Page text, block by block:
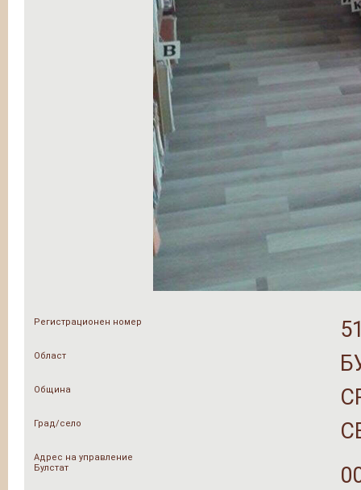
Регистрационен номер
Област
Община
Град/село
Адрес на управление
Булстат